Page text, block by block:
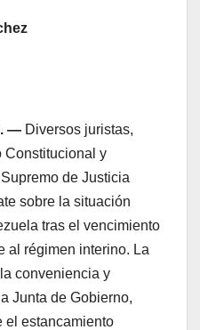
— Diversos juristas,
Constitucional y
de Justicia
sobre la situación
tras el vencimiento
al régimen interino. La
conveniencia y
Junta de Gobierno,
el estancamiento